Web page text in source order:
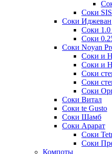
Соки
Соки Иджеван
Соки 1.0
Соки
Соки Noyan
Соки и
Соки и
Соки
Соки
Соки
Соки Витал
Соки te Gusto
Соки Шамб
Соки Арарат
Соки
Соки
Компоты